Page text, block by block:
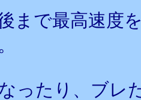
まで最高速度
ったり、ブレ